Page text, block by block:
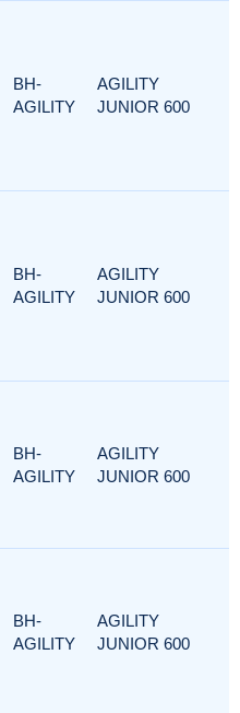
BH-
AGILITY
AGILITY
JUNIOR 600
BH-
AGILITY
AGILITY
JUNIOR 600
BH-
AGILITY
AGILITY
JUNIOR 600
BH-
AGILITY
AGILITY
JUNIOR 600